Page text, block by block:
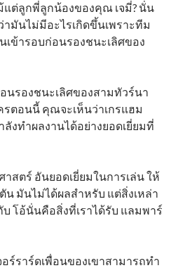
แต่ลูกพี่ลูกน้องของคุณ เจมี่? นั่น
มันไม่มีอะไรเกิดขึ้นเพราะทีม
ข้ารอบก่อนรองชนะเลิศของ
นรองชนะเลิศของสามทัวร์นา
ตอนนี้ คุณจะเห็นว่าเกรแฮม
ลังทำผลงานได้อย่างยอดเยี่ยมที่
สตร์ อันยอดเยี่ยมในการเล่น ให้
น มันไม่ได้ผลสำหรับ แต่สิ่งเหล่า
โอ้นั่นคือสิ่งที่เราได้รับ แลมพาร์
ร์ราร์ดเพื่อนของเขาสามารถทำ